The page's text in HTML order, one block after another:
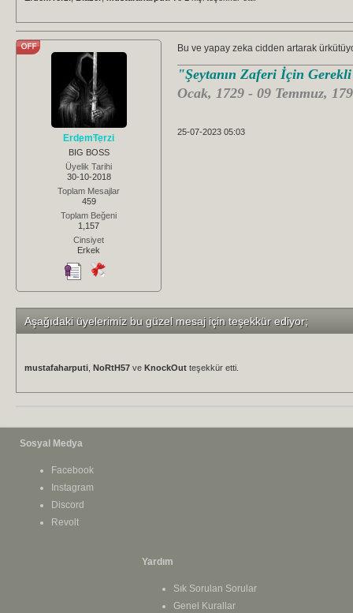
ErdemTerzi
BIG BOSS
Üyelik Tarihi
30-10-2018
Toplam Mesajlar
459
Toplam Beğeni
1,157
Cinsiyet
Erkek
Bu ve yapay zeka cidden artarak
"Şeytanın Zaferi İçin
Ocak, 1729 - 09 Temmuz,
25-07-2023 05:03
Aşağıdaki üyelerimiz bu güzel mesaj için teşekkür ediyor;
mustafaharputi NoRtH57 ve KnockOut teşekkür etti.
Sosyal Medya
Facebook
Instagram
Discord
Revolt
Yardım
Sık Sorulan Sorular
Genel Kurallar